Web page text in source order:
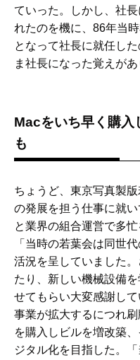
ていった。しかし、社
れたのを機に、86年当
となって社長に就任し
ま社長になった覚えがあ
Macをいち早く購入
も
ちょうど、東京写真製
の発展を担う仕事に就
と業界の組合運営で多忙
「当時の若葉会は同世
活況を呈していました
たり、新しい機械設備
せてもらい大変感謝して
事業が拡大するにつれ
を購入しビルを増改築
ジタル化を目指した。